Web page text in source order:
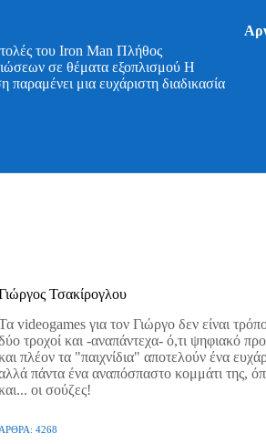
του Iron Man Πλήθος
σε θέματα εξοπλισμού Η
παραμένει μια ευχάριστη διαδικασία
Τσακίρογλου
videogames για τον Γιώργο δεν είναι
τροχοί και -αναπάντεχα- ό,τι ψηφιακό
πλέον τα "παιχνίδια" αποτελούν ένα
πάντα ένα αναπόσπαστο κομμάτι της,
οι σούζες!
ΆΡΘΡΑ: 4268